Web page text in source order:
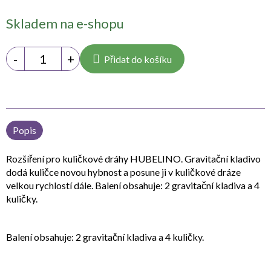
cena:
Skladem na e-shopu
Přidat do košíku
Popis
Rozšíření pro kuličkové dráhy HUBELINO. Gravitační kladivo
dodá kuličce novou hybnost a posune ji v kuličkové dráze
velkou rychlostí dále. Balení obsahuje: 2 gravitační kladiva a 4
kuličky.
Balení obsahuje: 2 gravitační kladiva a 4 kuličky.